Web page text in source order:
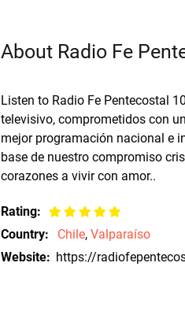
About Radio Fe
Listen to Radio Fe Pentecostal
televisivo, comprometidos con
mejor programación nacional e
base de nuestro compromiso
corazones a vivir con amor..
Rating:
Country:
Chile, Valparaíso
Website: https://